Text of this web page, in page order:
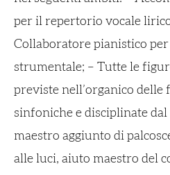
per il repertorio vocale
Collaboratore pianistico
strumentale; – Tutte le
previste nell’organico
sinfoniche e disciplinate
maestro aggiunto di
alle luci, aiuto maestro del